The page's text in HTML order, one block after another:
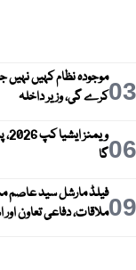
03موجودہ نظام کہیں
کرے گی، وزیر داخلہ
06گا
09فیلڈ مارشل سید عاصم
ملاقات، دفاعی تعاون